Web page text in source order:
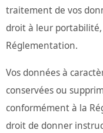
traitement de vos
droit à leur portabilité,
Réglementation.
Vos données à
conservées ou
conformément à la
droit de donner